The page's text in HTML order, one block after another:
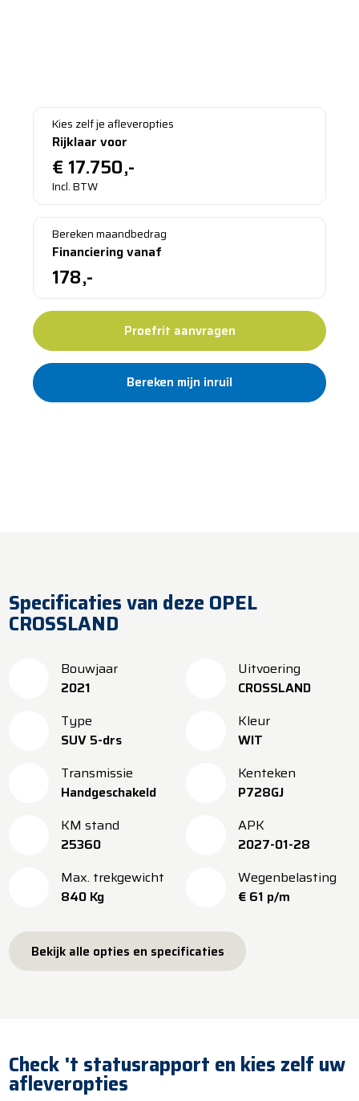
Kies zelf je afleveropties
Rijklaar voor
€ 17.750,-
Incl. BTW
Bereken maandbedrag
Financiering vanaf
178,-
Proefrit aanvragen
Bereken mijn inruil
Specificaties van deze OPEL
CROSSLAND
Bouwjaar
2021
Uitvoering
CROSSLAND
Type
SUV 5-drs
Kleur
WIT
Transmissie
Handgeschakeld
Kenteken
P728GJ
KM stand
25360
APK
2027-01-28
Max. trekgewicht
840 Kg
Wegenbelasting
€ 61 p/m
Bekijk alle opties en specificaties
Check 't statusrapport en kies zelf uw
afleveropties